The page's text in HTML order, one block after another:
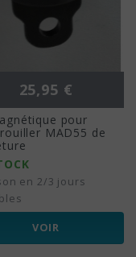
Prix
25,95 €
pour
MAD55 de
en 2/3 jours
VOIR